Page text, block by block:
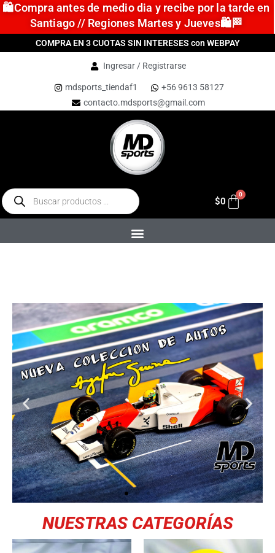
🛍️Compra antes de medio dia y recibe por la tarde en
Santiago // Regiones Martes y Jueves🛍️🏁
COMPRA EN 3 CUOTAS SIN INTERESES con WEBPAY
Ingresar / Registrarse
mdsports_tiendaf1
+56 9613 58127
contacto.mdsports@gmail.com
$0
NUESTRAS CATEGORÍAS